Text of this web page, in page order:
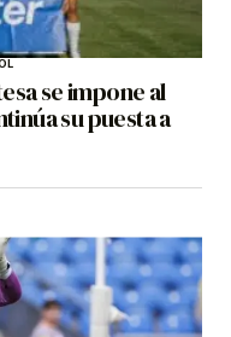
se impone al
su puesta a